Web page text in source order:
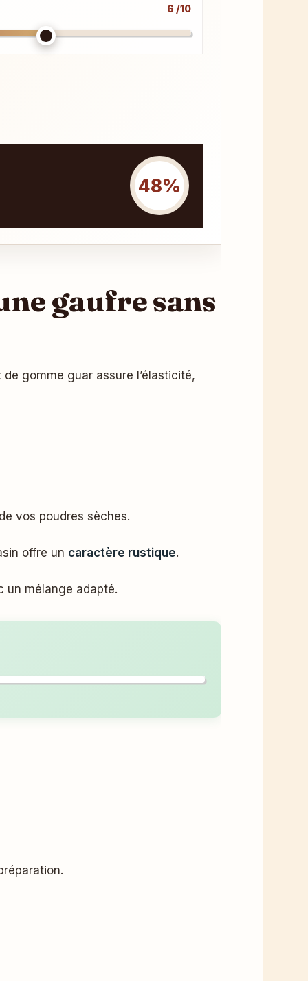
6 /10
48%
gaufre sans
gomme guar assure l’élasticité,
vos poudres sèches.
offre un caractère rustique.
un mélange adapté.